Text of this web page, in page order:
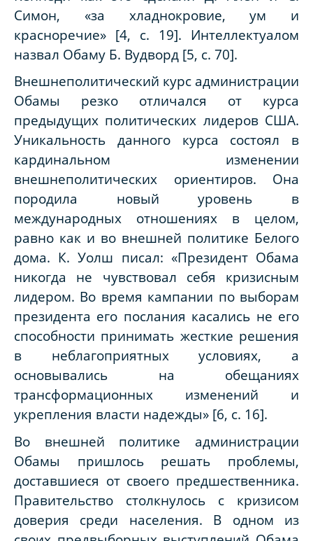
Симон, «за хладнокровие, ум и
красноречие» [4, с. 19]. Интеллектуалом
назвал Обаму Б. Вудворд [5, с. 70].
Внешнеполитический курс администрации
Обамы резко отличался от курса
предыдущих политических лидеров США.
Уникальность данного курса состоял в
кардинальном изменении
внешнеполитических ориентиров. Она
породила новый уровень в
международных отношениях в целом,
равно как и во внешней политике Белого
дома. К. Уолш писал: «Президент Обама
никогда не чувствовал себя кризисным
лидером. Во время кампании по выборам
президента его послания касались не его
способности принимать жесткие решения
в неблагоприятных условиях, а
основывались на обещаниях
трансформационных изменений и
укрепления власти надежды» [6, с. 16].
Во внешней политике администрации
Обамы пришлось решать проблемы,
доставшиеся от своего предшественника.
Правительство столкнулось с кризисом
доверия среди населения. В одном из